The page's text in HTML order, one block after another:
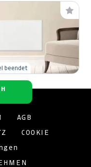
beendet
AGB
COOKIE